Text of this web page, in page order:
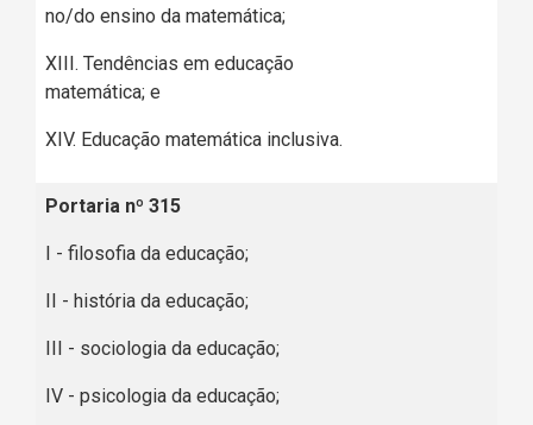
no/do ensino da matemática;
XIII. Tendências em educação
matemática; e
XIV. Educação matemática inclusiva.
Portaria nº 315
I - filosofia da educação;
II - história da educação;
III - sociologia da educação;
IV - psicologia da educação;